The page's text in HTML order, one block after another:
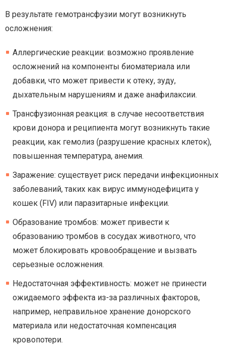
В результате гемотрансфузии могут возникнуть
осложнения:
Аллергические реакции: возможно проявление
осложнений на компоненты биоматериала или
добавки, что может привести к отеку, зуду,
дыхательным нарушениям и даже анафилаксии.
Трансфузионная реакция: в случае несоответствия
крови донора и реципиента могут возникнуть такие
реакции, как гемолиз (разрушение красных клеток),
повышенная температура, анемия.
Заражение: существует риск передачи инфекционных
заболеваний, таких как вирус иммунодефицита у
кошек (FIV) или паразитарные инфекции.
Образование тромбов: может привести к
образованию тромбов в сосудах животного, что
может блокировать кровообращение и вызвать
серьезные осложнения.
Недостаточная эффективность: может не принести
ожидаемого эффекта из-за различных факторов,
например, неправильное хранение донорского
материала или недостаточная компенсация
кровопотери.